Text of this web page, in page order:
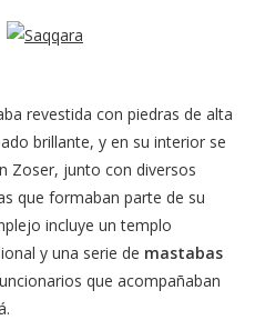
revestida con piedras de alta
brillante, y en su interior se
Zoser, junto con diversos
que formaban parte de su
incluye un templo
y una serie de mastabas
que acompañaban